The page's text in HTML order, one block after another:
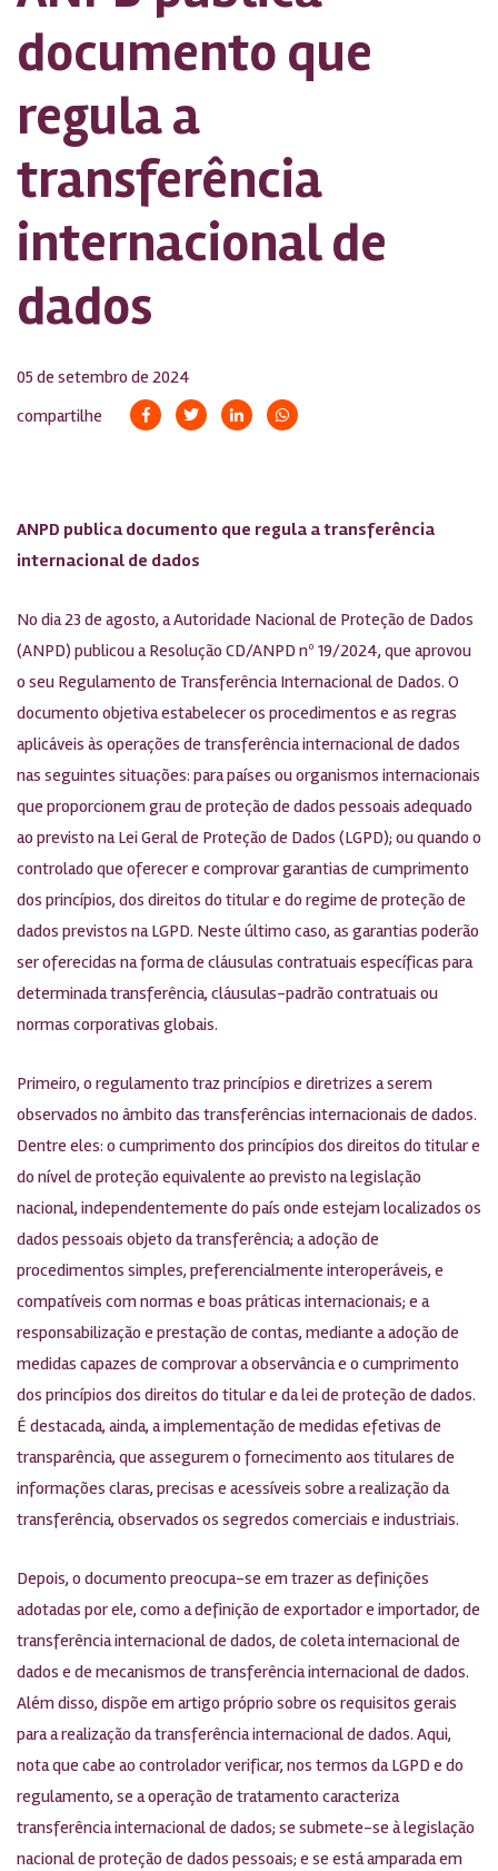
documento que
regula a
transferência
internacional de
dados
05 de setembro de 2024
compartilhe
ANPD publica documento que regula a transferência
internacional de dados
No dia 23 de agosto, a Autoridade Nacional de Proteção de Dados
(ANPD) publicou a Resolução CD/ANPD nº 19/2024, que aprovou
o seu Regulamento de Transferência Internacional de Dados. O
documento objetiva estabelecer os procedimentos e as regras
aplicáveis às operações de transferência internacional de dados
nas seguintes situações: para países ou organismos internacionais
que proporcionem grau de proteção de dados pessoais adequado
ao previsto na Lei Geral de Proteção de Dados (LGPD); ou quando o
controlado que oferecer e comprovar garantias de cumprimento
dos princípios, dos direitos do titular e do regime de proteção de
dados previstos na LGPD. Neste último caso, as garantias poderão
ser oferecidas na forma de cláusulas contratuais específicas para
determinada transferência, cláusulas-padrão contratuais ou
normas corporativas globais.
Primeiro, o regulamento traz princípios e diretrizes a serem
observados no âmbito das transferências internacionais de dados.
Dentre eles: o cumprimento dos princípios dos direitos do titular e
do nível de proteção equivalente ao previsto na legislação
nacional, independentemente do país onde estejam localizados os
dados pessoais objeto da transferência; a adoção de
procedimentos simples, preferencialmente interoperáveis, e
compatíveis com normas e boas práticas internacionais; e a
responsabilização e prestação de contas, mediante a adoção de
medidas capazes de comprovar a observância e o cumprimento
dos princípios dos direitos do titular e da lei de proteção de dados.
É destacada, ainda, a implementação de medidas efetivas de
transparência, que assegurem o fornecimento aos titulares de
informações claras, precisas e acessíveis sobre a realização da
transferência, observados os segredos comerciais e industriais.
Depois, o documento preocupa-se em trazer as definições
adotadas por ele, como a definição de exportador e importador, de
transferência internacional de dados, de coleta internacional de
dados e de mecanismos de transferência internacional de dados.
Além disso, dispõe em artigo próprio sobre os requisitos gerais
para a realização da transferência internacional de dados. Aqui,
nota que cabe ao controlador verificar, nos termos da LGPD e do
regulamento, se a operação de tratamento caracteriza
transferência internacional de dados; se submete-se à legislação
nacional de proteção de dados pessoais; e se está amparada em